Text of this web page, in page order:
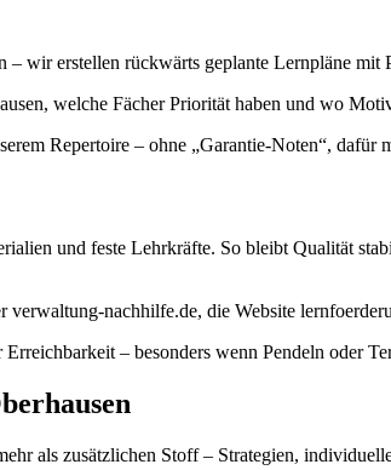
wir erstellen rückwärts geplante Lernpläne
welche Fächer Priorität haben und wo
Repertoire – ohne „Garantie-Noten“, dafür
und feste Lehrkräfte. So bleibt Qualität
nachhilfe.de, die Website
– besonders wenn Pendeln oder
als zusätzlichen Stoff – Strategien,